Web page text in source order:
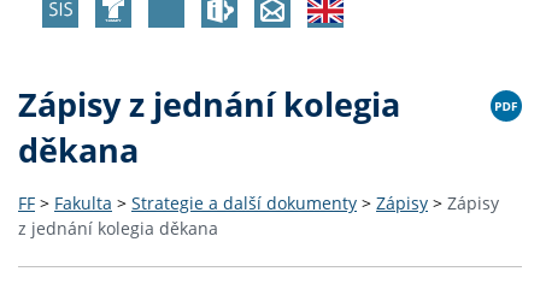
Zápisy z jednání kolegia
děkana
FF > Fakulta > Strategie a další dokumenty > Zápisy > Zápisy
z jednání kolegia děkana